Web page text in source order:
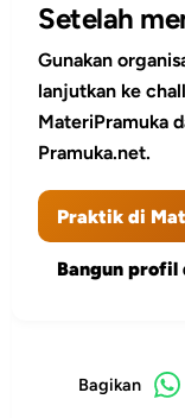
Setelah
Gunakan
lanjutkan ke
MateriPramuka
Pramuka.net.
Praktik di
Bangun profil
Bagikan